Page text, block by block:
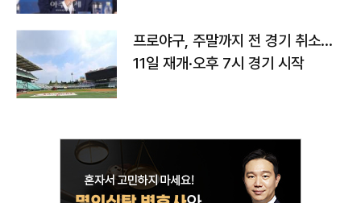
프로야구, 주말까지 전 경기 취소…
11일 재개·오후 7시 경기 시작